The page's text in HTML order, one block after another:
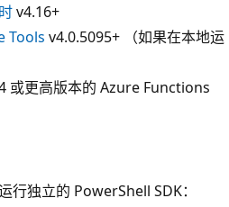
v4.16+
Tools v4.0.5095+ （如果在本地运
或更高版本的 Azure Functions
行独立的 PowerShell SDK：